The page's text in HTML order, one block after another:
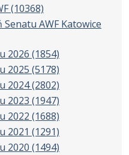
(10368)
AWF Katowice
2026 (1854)
2025 (5178)
2024(2802)
2023 (1947)
2022 (1688)
2021 (1291)
2020 (1494)